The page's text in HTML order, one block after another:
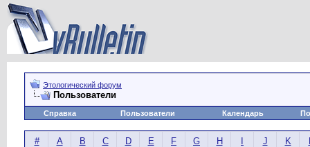
Этологический форум
Пользователи
Справка Пользователи Календарь
# A B C D E F G H J K